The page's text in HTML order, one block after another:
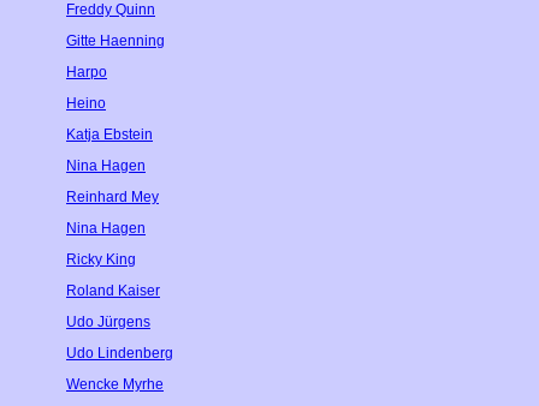
Freddy Quinn
Gitte Haenning
Harpo
Heino
Katja Ebstein
Nina Hagen
Reinhard Mey
Nina Hagen
Ricky King
Roland Kaiser
Udo Jürgens
Udo Lindenberg
Wencke Myrhe